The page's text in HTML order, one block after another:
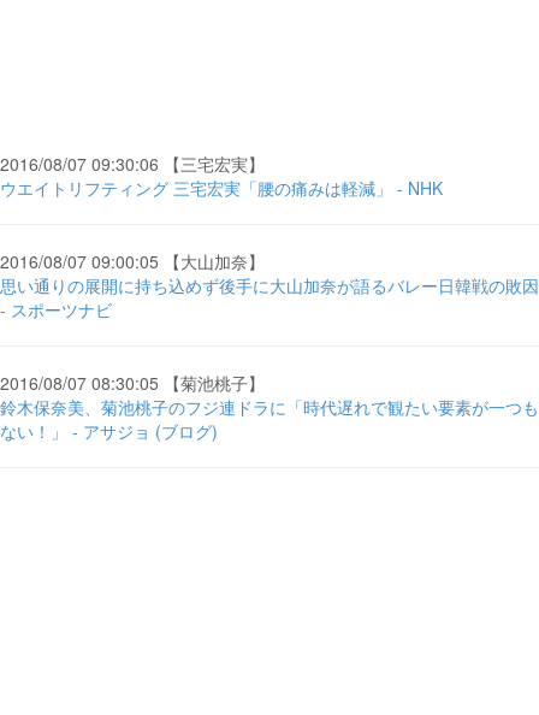
2016/08/07 09:30:06 【三宅宏実】
ウエイトリフティング 三宅宏実「腰の痛みは軽減」 - NHK
2016/08/07 09:00:05 【大山加奈】
思い通りの展開に持ち込めず後手に大山加奈が語るバレー日韓戦の敗因
- スポーツナビ
2016/08/07 08:30:05 【菊池桃子】
鈴木保奈美、菊池桃子のフジ連ドラに「時代遅れで観たい要素が一つも
ない！」 - アサジョ (ブログ)